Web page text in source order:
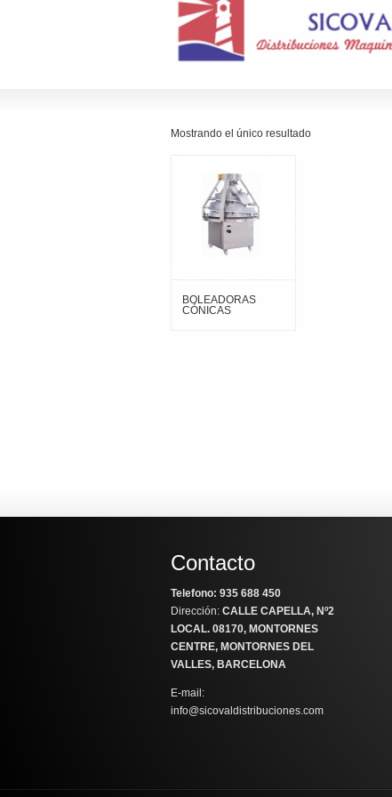
Mostrando el único resultado
BOLEADORAS
CÓNICAS
Contacto
Telefono: 935 688 450
Dirección: CALLE CAPELLA, Nº2
LOCAL. 08170, MONTORNES
CENTRE, MONTORNES DEL
VALLES, BARCELONA
E-mail:
info@sicovaldistribuciones.com